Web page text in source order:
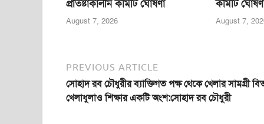
প্রতিষ্টাকালীন কমিটি ঘোষণা
August 7, 2026
কমিটি
August 7,
PREVIOUS ARTICLE
সোহাদ রব চৌধুরীর ব্যাক্তিগত পক্ষ থেকে খেলার সামগ্রী
খেলাধুলাও শিক্ষার একটি অংশ:সোহাদ রব চৌধুরী